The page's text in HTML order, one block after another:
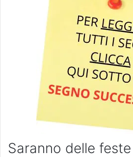
Saranno delle